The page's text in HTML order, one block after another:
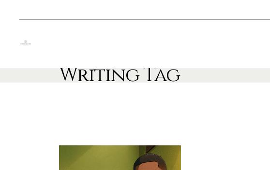
Writing Tag